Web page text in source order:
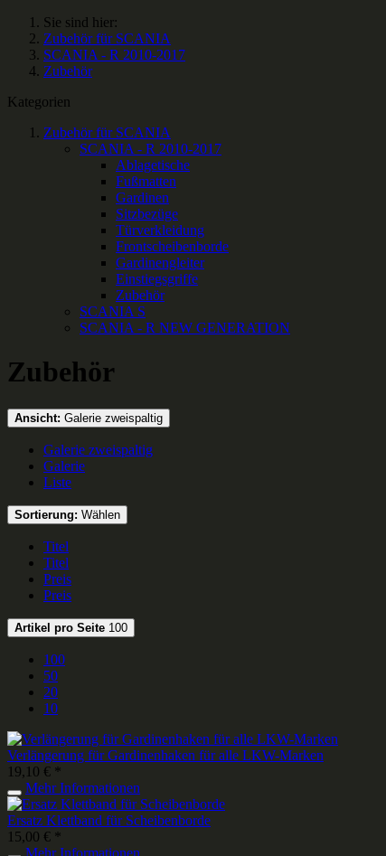
Sie sind hier:
Zubehör für SCANIA
SCANIA - R 2010-2017
Zubehör
Kategorien
Zubehör für SCANIA
SCANIA - R 2010-2017
Ablagetische
Fußmatten
Gardinen
Sitzbezüge
Türverkleidung
Frontscheibenborde
Gardinengleiter
Einstiegsgriffe
Zubehör
SCANIA S
SCANIA - R NEW GENERATION
Zubehör
Ansicht: Galerie zweispaltig
Galerie zweispaltig
Galerie
Liste
Sortierung: Wählen
Titel
Titel
Preis
Preis
Artikel pro Seite 100
100
50
20
10
Verlängerung für Gardinenhaken für alle LKW-Marken
19,10 € *
Mehr Informationen
Ersatz Klettband für Scheibenborde
15,00 € *
Mehr Informationen